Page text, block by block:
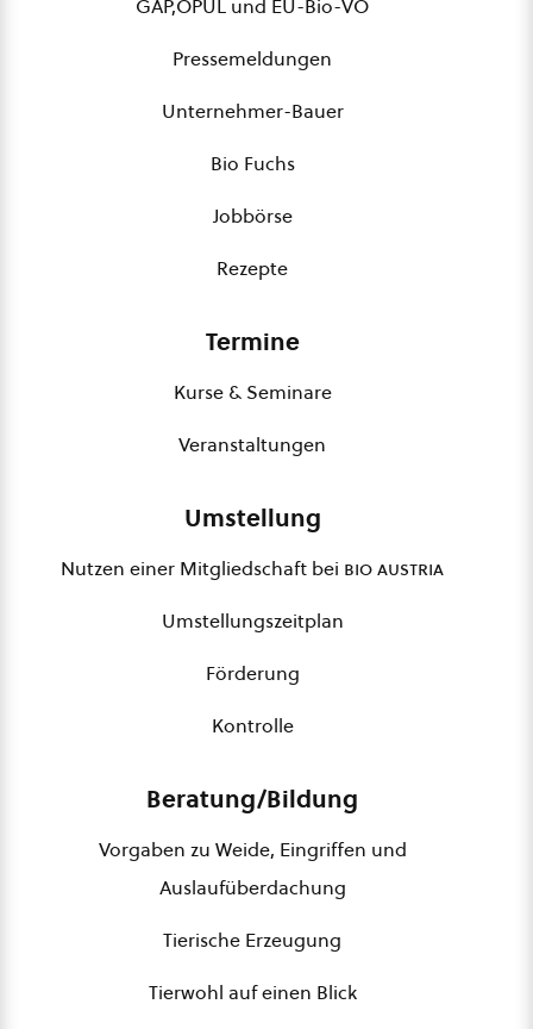
GAP,ÖPUL und EU-Bio-VO
Pressemeldungen
Unternehmer-Bauer
Bio Fuchs
Jobbörse
Rezepte
Termine
Kurse & Seminare
Veranstaltungen
Umstellung
Nutzen einer Mitgliedschaft bei bio austria
Umstellungszeitplan
Förderung
Kontrolle
Beratung/Bildung
Vorgaben zu Weide, Eingriffen und
Auslaufüberdachung
Tierische Erzeugung
Tierwohl auf einen Blick